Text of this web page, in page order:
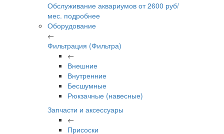
Обслуживание аквариумов от2600 руб/
мес. подробнее
Оборудование
←
Фильтрация (Фильтра)
←
Внешние
Внутренние
Бесшумные
Рюкзачные (навесные)
Запчасти и аксессуары
←
Присоски